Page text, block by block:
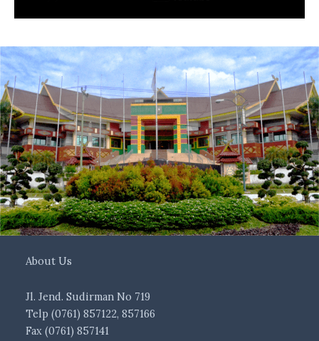
About Us
Jl. Jend. Sudirman No 719
Telp (0761) 857122, 857166
Fax (0761) 857141